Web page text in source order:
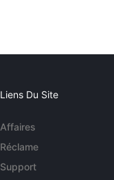
Liens Du Site
Affaires
Réclame
Support